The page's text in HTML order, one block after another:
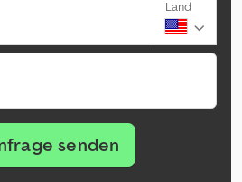
Land
senden